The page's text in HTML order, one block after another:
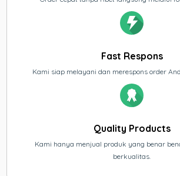
Fast Respons
Kami siap melayani dan merespons order
Quality Products
Kami hanya menjual produk yang benar
berkualitas.